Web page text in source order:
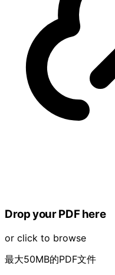
Drop your PDF here
or click to browse
最大50MB的PDF文件